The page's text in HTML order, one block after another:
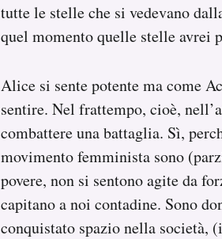
tutte le stelle che si vedevano
quel momento quelle stelle
Alice si sente potente ma come
sentire. Nel frattempo, cioè,
combattere una battaglia. Sì,
movimento femminista sono
povere, non si sentono agite da
capitano a noi contadine. Sono
conquistato spazio nella società,